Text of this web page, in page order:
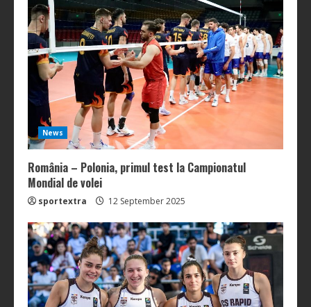
News
România – Polonia, primul test la Campionatul
Mondial de volei
sportextra 12 September 2025